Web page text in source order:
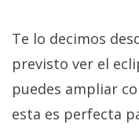
Te lo decimos
previsto ver el
puedes ampliar
esta es perfecta